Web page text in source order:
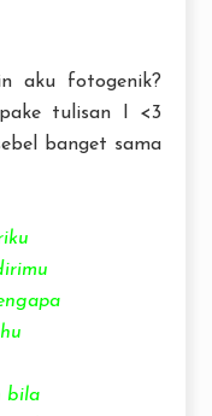
aku fotogenik?
tulisan I <3
banget sama
bila